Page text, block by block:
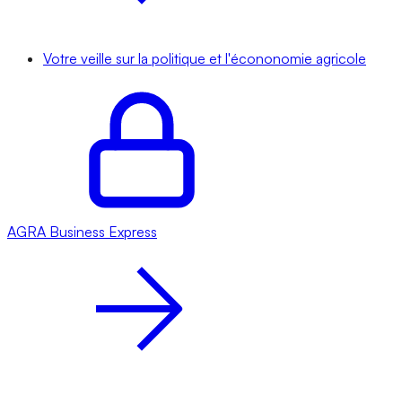
Votre veille sur la politique et l'écononomie agricole
AGRA Business Express